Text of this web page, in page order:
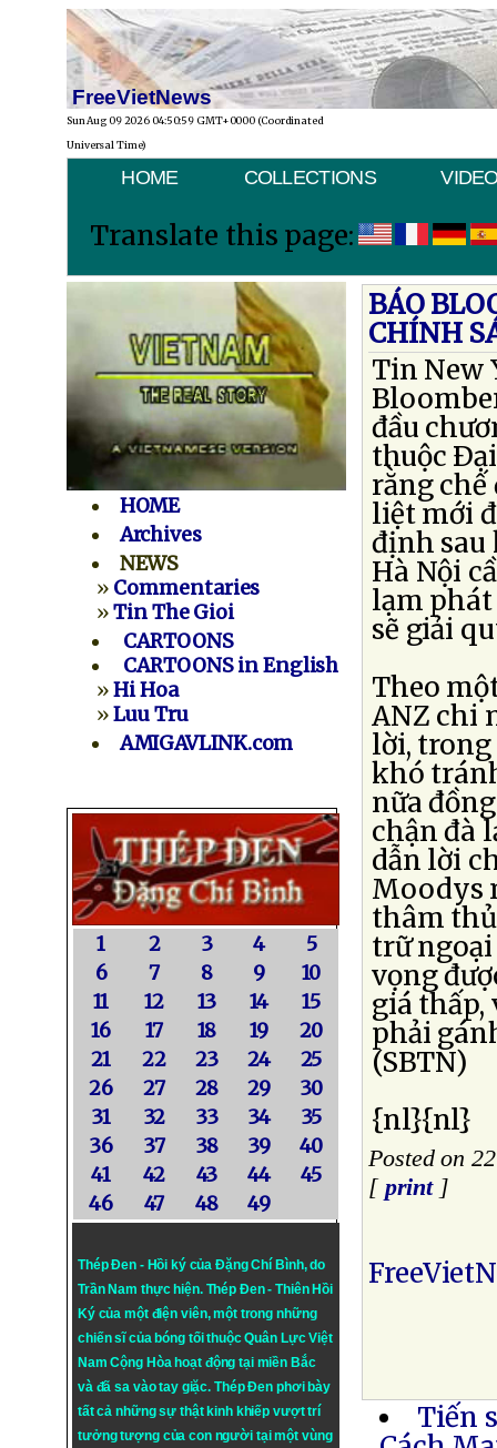
FreeVietNews
Sun Aug 09 2026 04:50:59 GMT+0000 (Coordinated
Universal Time)
HOME COLLECTIONS
Translate this page:
HOME
Archives
NEWS
» Commentaries
»Tin The Gioi
CARTOONS
CARTOONS in English
»Hi Hoa
»Luu Tru
AMIGAVLINK.com
1 2 3 4
5
6
7 8 9
10
11
12 13 14
15
16
17 18 19
20
21
22 23 24
25
26
27 28 29
30
31
32 33 34
35
36
37 38 39
40
41
42 43 44
45
46
47 48 49
Thép Đen - Hồi ký của Đặng Chí Bình, do
Trần Nam thực hiện. Thép Đen- Thiên Hồi
Ký của một điện viên, một trong những
chiến sĩ của bóng tối thuộc Quân Lực Việt
Nam Cộng Hòa hoạt động tại miền Bắc
và đã sa vào tay giặc. Thép Đen phơi bày
tất cả những sự thật kinh khiếp vượt trí
tưởng tượng của con người tại một vùng
BÁO
CHÍNH
Tin New
đầu
thuộc
rằng chế
liệt mới
định sau
Hà Nội
lạm phát
sẽ giải
Theo
ANZ chi
lời, trong
khó
nữa
chận đà
dẫn lời
Moodys
thâm
trữ
vọng
giá thấp,
phải
(SBTN)
{nl}{nl}
Posted on
[ print]
Tiến